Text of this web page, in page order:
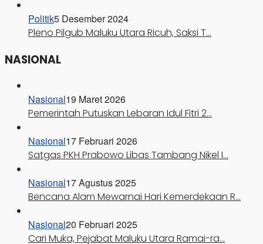
Politik5 Desember 2024
Pleno Pilgub Maluku Utara Ricuh, Saksi T…
NASIONAL
Nasional19 Maret 2026
Pemerintah Putuskan Lebaran Idul Fitri 2…
Nasional17 Februari 2026
Satgas PKH Prabowo Libas Tambang Nikel I…
Nasional17 Agustus 2025
Bencana Alam Mewarnai Hari Kemerdekaan R…
Nasional20 Februari 2025
Cari Muka, Pejabat Maluku Utara Ramai-ra…